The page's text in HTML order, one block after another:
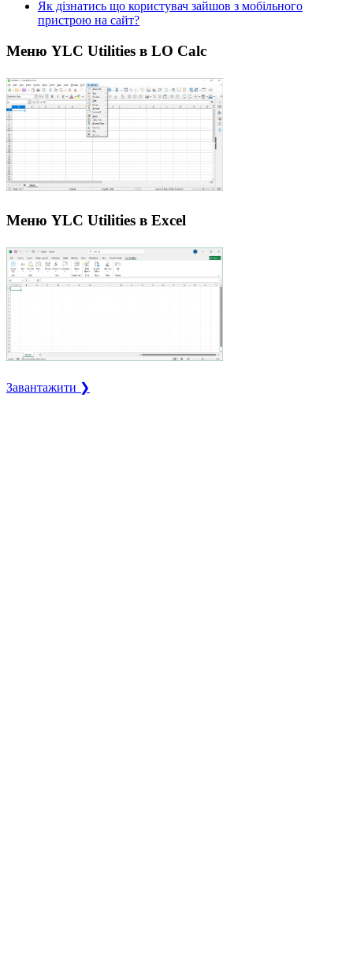
Як дізнатись що користувач зайшов з мобільного
пристрою на сайт?
Меню YLC Utilities в LO Calc
Меню YLC Utilities в Excel
Завантажити ❯